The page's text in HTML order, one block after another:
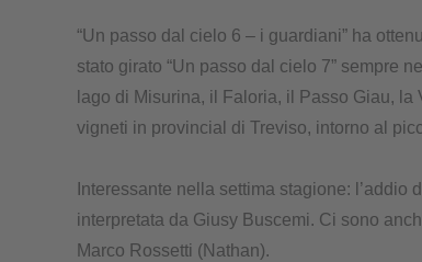
“Un passo dal cielo 6 – i guardiani” ha
stato girato “Un passo dal cielo 7” sempre
lago di Misurina, il Faloria, il Passo Giau,
vigneti in provincial di Treviso, intorno al
Interessante nella settima stagione:
interpretata da Giusy Buscemi. Ci sono
Marco Rossetti (Nathan).